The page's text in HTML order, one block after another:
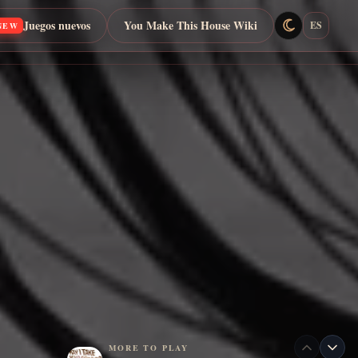
Juegos nuevos You Make This House Wiki ES
MORE TO PLAY